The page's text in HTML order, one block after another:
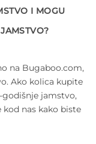
I MOGU
na Bugaboo.com,
Ako kolica kupite
jamstvo,
nas kako biste